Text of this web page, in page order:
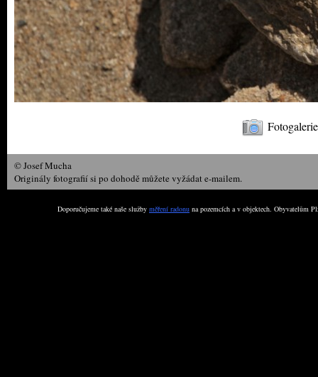
© Josef Mucha
Originály fotografií si po dohodě můžete vyžádat e-mailem.
Doporučujeme také naše služby měření radonu na pozemcích a v objektech. Obyvatelům